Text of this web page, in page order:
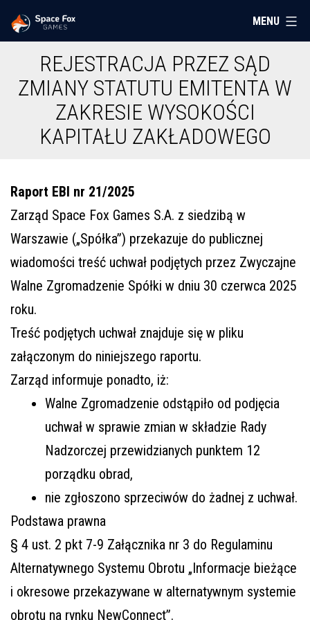
Przejdź
doSpace
Games
MENU
REJESTRACJA PRZEZ SĄD
ZMIANY STATUTU EMITENTA W
ZAKRESIE WYSOKOŚCI
KAPITAŁU ZAKŁADOWEGO
Raport EBI nr 21/2025
Zarząd Space Fox Games S.A. z siedzibą w
Warszawie („Spółka”) przekazuje do publicznej
wiadomości treść uchwał podjętych przez Zwyczajne
Walne Zgromadzenie Spółki w dniu 30 czerwca 2025
roku.
Treść podjętych uchwał znajduje się w pliku
załączonym do niniejszego raportu.
Zarząd informuje ponadto, iż:
Walne Zgromadzenie odstąpiło od podjęcia
uchwał w sprawie zmian w składzie Rady
Nadzorczej przewidzianych punktem 12
porządku obrad,
nie zgłoszono sprzeciwów do żadnej z uchwał.
Podstawa prawna
§ 4 ust. 2 pkt 7-9 Załącznika nr 3 do Regulaminu
Alternatywnego Systemu Obrotu „Informacje bieżące
i okresowe przekazywane w alternatywnym systemie
obrotu na rynku NewConnect”.